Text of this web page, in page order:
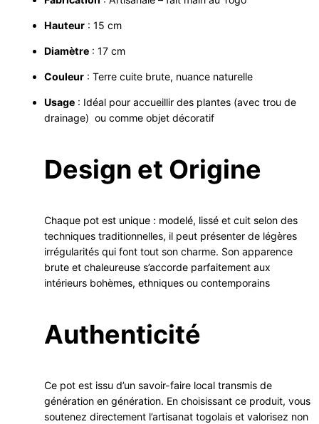
Hauteur : 15 cm
Diamètre : 17 cm
Couleur : Terre cuite brute, nuance naturelle
Usage : Idéal pour accueillir des plantes (avec trou de
drainage) ou comme objet décoratif
Design et Origine
Chaque pot est unique : modelé, lissé et cuit selon des
techniques traditionnelles, il peut présenter de légères
irrégularités qui font tout son charme. Son apparence
brute et chaleureuse s’accorde parfaitement aux
intérieurs bohèmes, ethniques ou contemporains
Authenticité
Ce pot est issu d’un savoir-faire local transmis de
génération en génération. En choisissant ce produit, vous
soutenez directement l’artisanat togolais et valorisez non